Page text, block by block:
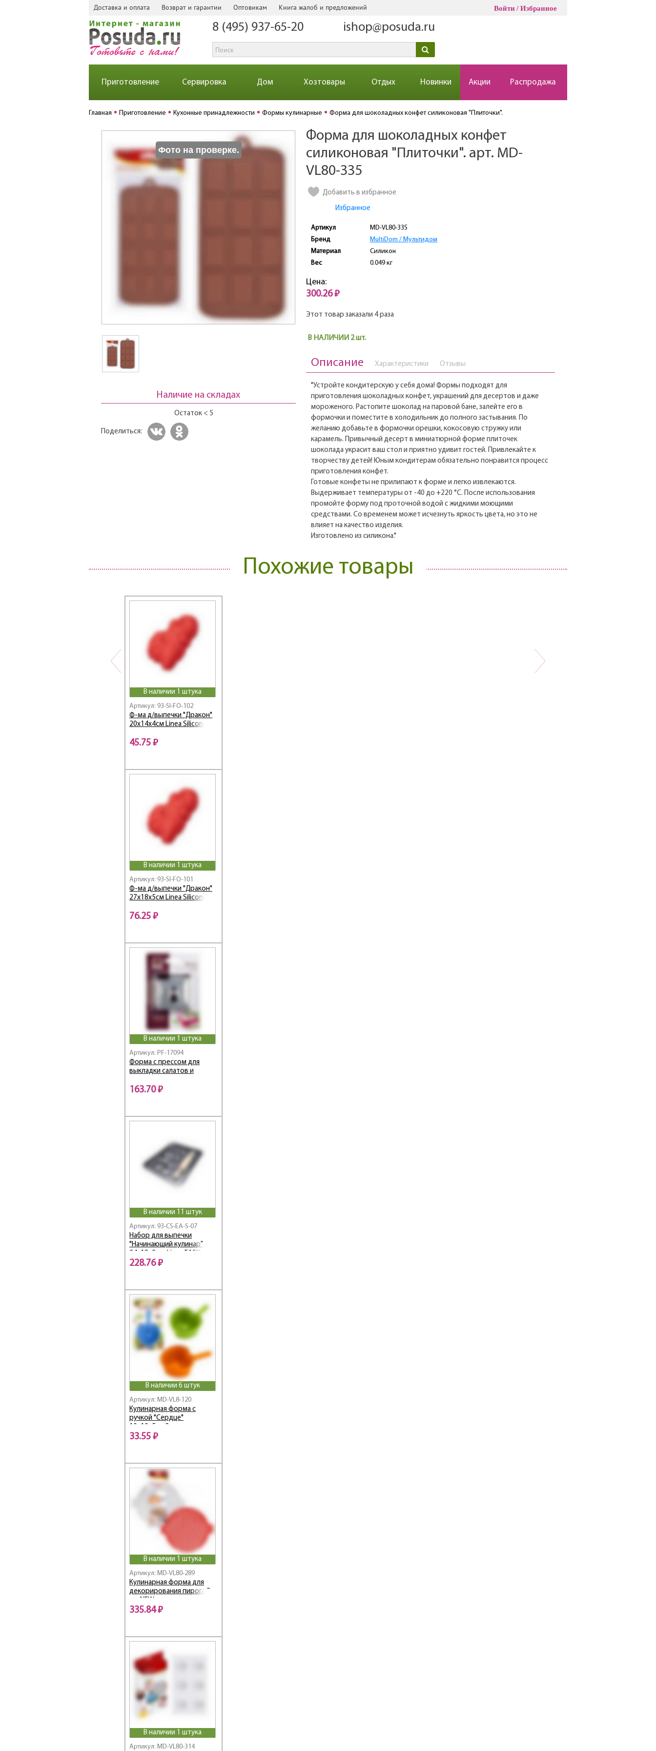
Доставка и оплата Возврат и гарантии Оптовикам Книга жалоб и предложений Войти Избранное
8 (495) 937-65-20 ishop@posuda.ru
Приготовление Сервировка Дом Хозтовары Отдых Новинки Акции Распродажа
Главная Приготовление Кухонные принадлежности Формы кулинарные Форма для шоколадных конфет силиконовая "Плиточки".
Фото на проверке.
Наличие на складах
Остаток < 5
Поделиться:
Форма для шоколадных конфет
силиконовая "Плиточки". арт. MD-
VL80-335
Добавить в избранное
Избранное
Артикул
MD-VL80-335
Бренд
MultiDom / Мультидом
Материал
Силикон
Вес
0.049 кг
Цена:
300.26 ₽
Этот товар заказали 4 раза
В НАЛИЧИИ 2 шт.
Описание Характеристики Отзывы
"Устройте кондитерскую у себя дома! Формы подходят для
приготовления шоколадных конфет, украшений для десертов и даже
мороженого. Растопите шоколад на паровой бане, залейте его в
формочки и поместите в холодильник до полного застывания. По
желанию добавьте в формочки орешки, кокосовую стружку или
карамель. Привычный десерт в миниатюрной форме плиточек
шоколада украсит ваш стол и приятно удивит гостей. Привлекайте к
творчеству детей! Юным кондитерам обязательно понравится процесс
приготовления конфет.
Готовые конфеты не прилипают к форме и легко извлекаются.
Выдерживает температуры от -40 до +220 °С. После использования
промойте форму под проточной водой с жидкими моющими
средствами. Со временем может исчезнуть яркость цвета, но это не
влияет на качество изделия.
Изготовлено из силикона."
Количество
Похожие товары
В наличии 1 штука
Артикул: 93-SI-FO-102
Ф-ма д/выпечки "Дракон"
20х14х4см Linea Silicone
45.75 ₽
В наличии 1 штука
Артикул: 93-SI-FO-101
Ф-ма д/выпечки "Дракон"
27х18х5см Linea Silicone
76.25 ₽
В наличии 1 штука
Артикул: PF-17094
Форма с прессом для
выкладки салатов и
163.70 ₽
В наличии 11 штук
Артикул: 93-CS-EA-S-07
Набор для выпечки
"Начинающий кулинар"
228.76 ₽
В наличии 6 штук
Артикул: MD-VL8-120
Кулинарная форма с
ручкой "Сердце"
33.55 ₽
В наличии 1 штука
Артикул: MD-VL80-289
Кулинарная форма для
декорирования пирога 2
335.84 ₽
В наличии 1 штука
Артикул: MD-VL80-314